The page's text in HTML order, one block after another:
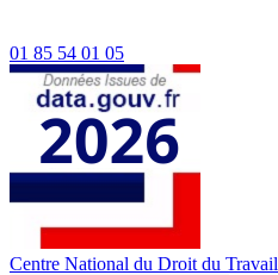
01 85 54 01 05
Centre National du Droit du Travail